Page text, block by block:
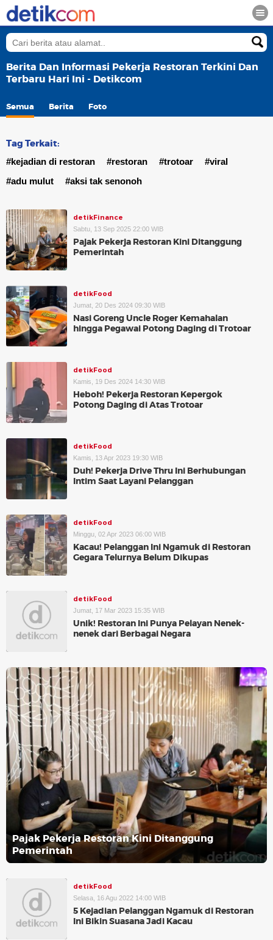
Berita Dan Informasi Pekerja Restoran Terkini Dan
Terbaru Hari Ini - Detikcom
Semua Berita Foto
Tag Terkait:
#kejadian di restoran #restoran #trotoar
#viral
#adu mulut
#aksi tak senonoh
detikFinance
Sabtu, 13 Sep 2025 22:00 WIB
Pajak Pekerja Restoran Kini Ditanggung
Pemerintah
detikFood
Jumat, 20 Des 2024 09:30 WIB
Nasi Goreng Uncle Roger Kemahalan
hingga Pegawai Potong Daging di Trotoar
detikFood
Kamis, 19 Des 2024 14:30 WIB
Heboh! Pekerja Restoran Kepergok
Potong Daging di Atas Trotoar
detikFood
Kamis, 13 Apr 2023 19:30 WIB
Duh! Pekerja Drive Thru Ini Berhubungan
Intim Saat Layani Pelanggan
detikFood
Minggu, 02 Apr 2023 06:00 WIB
Kacau! Pelanggan Ini Ngamuk di Restoran
Gegara Telurnya Belum Dikupas
detikFood
Jumat, 17 Mar 2023 15:35 WIB
Unik! Restoran Ini Punya Pelayan Nenek-
nenek dari Berbagai Negara
Pajak Pekerja Restoran Kini Ditanggung
Pemerintah
detikFood
Selasa, 16 Agu 2022 14:00 WIB
5 Kejadian Pelanggan Ngamuk di Restoran
Ini Bikin Suasana Jadi Kacau